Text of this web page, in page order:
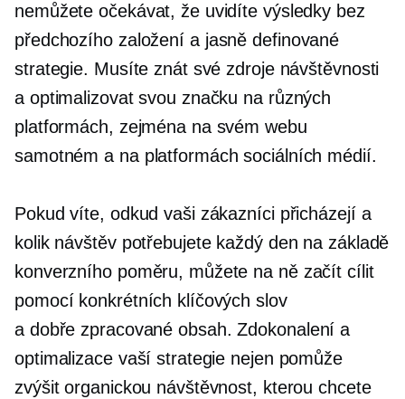
nemůžete očekávat, že uvidíte výsledky bez
předchozího založení a jasně definované
strategie. Musíte znát své zdroje návštěvnosti
a optimalizovat svou značku na různých
platformách, zejména na svém webu
samotném a na platformách sociálních médií.
Pokud víte, odkud vaši zákazníci přicházejí a
kolik návštěv potřebujete každý den na základě
konverzního poměru, můžete na ně začít cílit
pomocí konkrétních klíčových slov
a dobře zpracované obsah. Zdokonalení a
optimalizace vaší strategie nejen pomůže
zvýšit organickou návštěvnost, kterou chcete